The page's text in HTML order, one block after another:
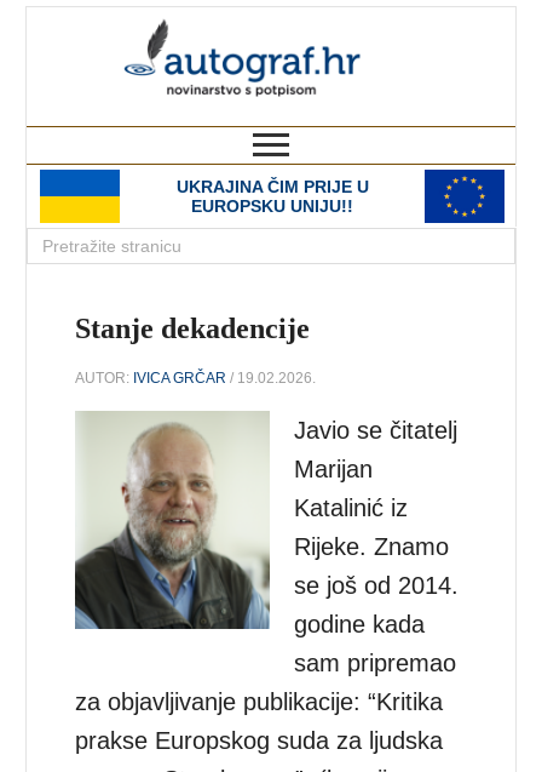
UKRAJINA ČIM PRIJE U
EUROPSKU UNIJU!!
Stanje dekadencije
AUTOR: IVICA GRČAR / 19.02.2026.
Javio se čitatelj
Marijan
Katalinić iz
Rijeke. Znamo
se još od 2014.
godine kada
sam pripremao
za objavljivanje publikacije: “Kritika
prakse Europskog suda za ljudska